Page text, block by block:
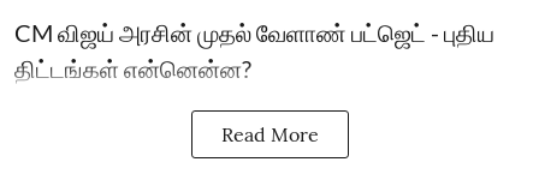
CM விஜய் அரசின் முதல் வேளாண் பட்ஜெட் - புதிய
திட்டங்கள் என்னென்ன?
Read More